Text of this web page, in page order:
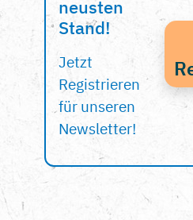
neusten
Stand!
Jetzt
Registrieren
für unseren
Newsletter!